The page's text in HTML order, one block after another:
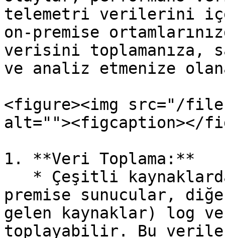
telemetri verilerini
on-premise
verisini toplamanıza,
ve analiz etmenize
<figure><img src="/
alt=""><figcaption></
1. **Veri Toplama:**
premise sunucular,
gelen kaynaklar) log
toplayabilir. Bu